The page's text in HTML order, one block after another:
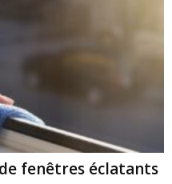
fenêtres éclatants